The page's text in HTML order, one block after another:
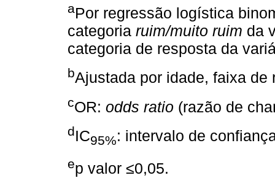
aPor regressão logística
categoria ruim/muito ruim da
categoria de resposta da
bAjustada por idade, faixa
cOR: odds ratio (razão de
dIC95%: intervalo de
ep valor ≤0,05.